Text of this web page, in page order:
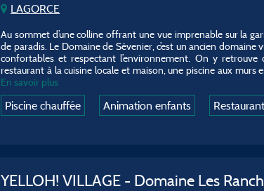
LAGORCE
Au sommet d’une colline offrant une vue imprenable sur la
de paradis. Le Domaine de Sévenier, c’est un ancien
confortables et respectant l’environnement. On y retrouve
restaurant à la cuisine locale et maison, une piscine aux murs
En savoir plus
Piscine chauffée Animation enfants Restaurant
YELLOH! VILLAGE - Domaine Les